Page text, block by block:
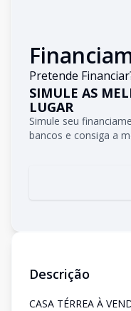
Pretende
SIMULE AS
LUGAR
Simule seu
bancos e consiga a
Descrição
CASA TÉRREA À